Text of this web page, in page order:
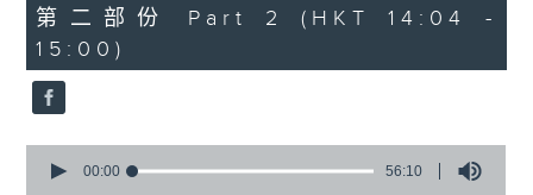
56
minutes,
20
seconds
第二部份 Part 2 (HKT 14:04 -
15:00)
seconds
00:00 56:10